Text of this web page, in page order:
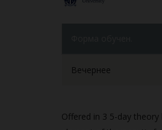
Вечернее
Offered in 3 5-day